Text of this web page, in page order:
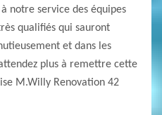
notre service des équipes
qualifiés qui sauront
et dans les
plus à remettre cette
M.Willy Renovation 42